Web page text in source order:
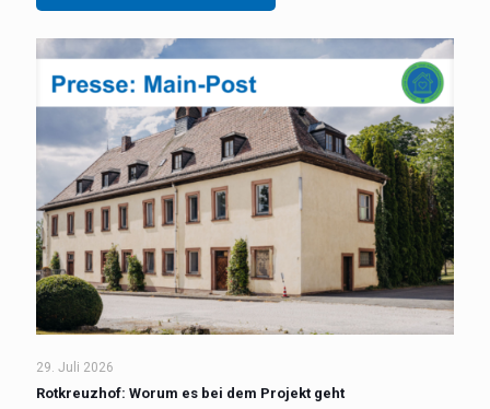
29. Juli 2026
Rotkreuzhof: Worum es bei dem Projekt geht